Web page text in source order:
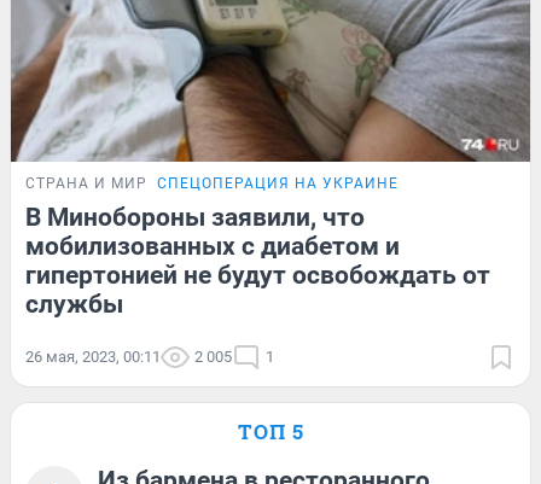
СТРАНА И МИР СПЕЦОПЕРАЦИЯ НА УКРАИНЕ
В Минобороны заявили, что
мобилизованных с диабетом и
гипертонией не будут освобождать от
службы
26 мая, 2023, 00:11 2 005 1
ТОП 5